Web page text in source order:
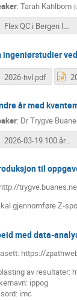
: Tarah Kahlbom (
Flex QC i Bergen ITk Pixel 3D Moduler.pdf
ingeniørstudier
2026-hvl.pdf
år med
: DrTrygve
2026-03-19.100 år med kvantemekanikk.pdf
til
gjennomføre Z-
med data-
https://
av resultater:
ippog
imc